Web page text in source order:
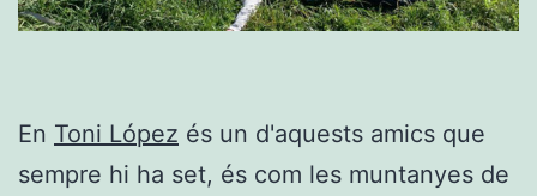
En Toni López és un d'aquests amics que
sempre hi ha set, és com les muntanyes de